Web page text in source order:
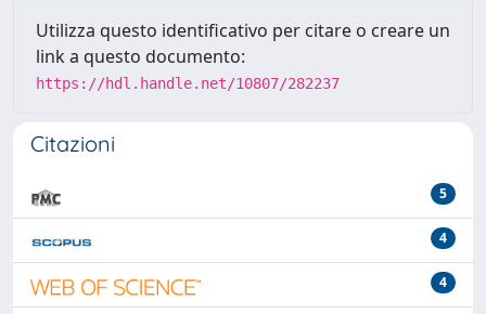
Utilizza questo identificativo per citare o creare un
link a questo documento:
https://hdl.handle.net/10807/282237
Citazioni
5
4
4